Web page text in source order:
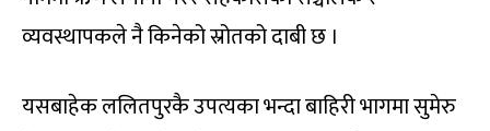
व्यवस्थापकले नै किनेको स्रोतको दाबी छ ।
यसबाहेक ललितपुरकै उपत्यका भन्दा बाहिरी भागमा सुमेरु